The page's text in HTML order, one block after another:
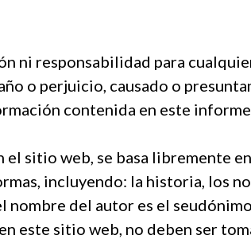
ni responsabilidad para
o perjuicio, causado o
contenida en este
el sitio web, se basa libremente
incluyendo: la historia, los
nombre del autor es el
este sitio web, no deben ser